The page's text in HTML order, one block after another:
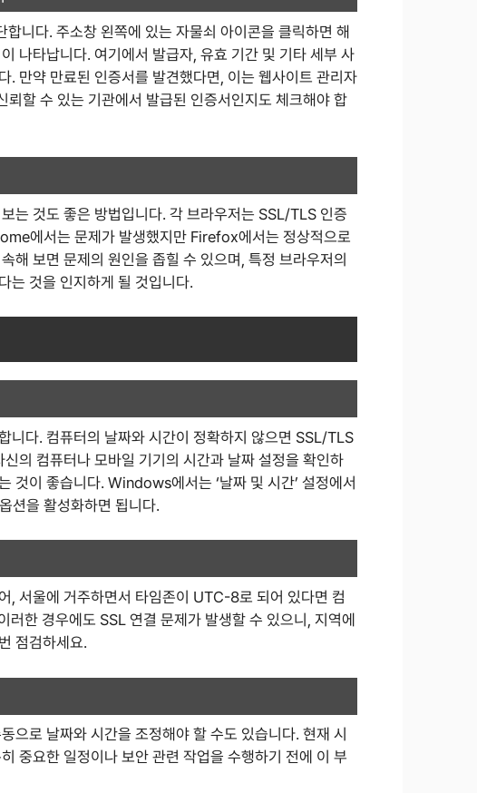
니다. 주소창 왼쪽에 있는 자물쇠 아이콘을 클릭하면 해
나타납니다. 여기에서 발급자, 유효 기간 및 기타 세부 사
. 만약 만료된 인증서를 발견했다면, 이는 웹사이트 관리자
할 수 있는 기관에서 발급된 인증서인지도 체크해야 합
는 것도 좋은 방법입니다. 각 브라우저는 SSL/TLS 인증
에서는 문제가 발생했지만 Firefox에서는 정상적으로
해 보면 문제의 원인을 좁힐 수 있으며, 특정 브라우저의
는 것을 인지하게 될 것입니다.
니다. 컴퓨터의 날짜와 시간이 정확하지 않으면 SSL/TLS
의 컴퓨터나 모바일 기기의 시간과 날짜 설정을 확인하
것이 좋습니다. Windows에서는 ‘날짜 및 시간’ 설정에서
션을 활성화하면 됩니다.
, 서울에 거주하면서 타임존이 UTC-8로 되어 있다면 컴
한 경우에도 SSL 연결 문제가 발생할 수 있으니, 지역에
점검하세요.
으로 날짜와 시간을 조정해야 할 수도 있습니다. 현재 시
중요한 일정이나 보안 관련 작업을 수행하기 전에 이 부